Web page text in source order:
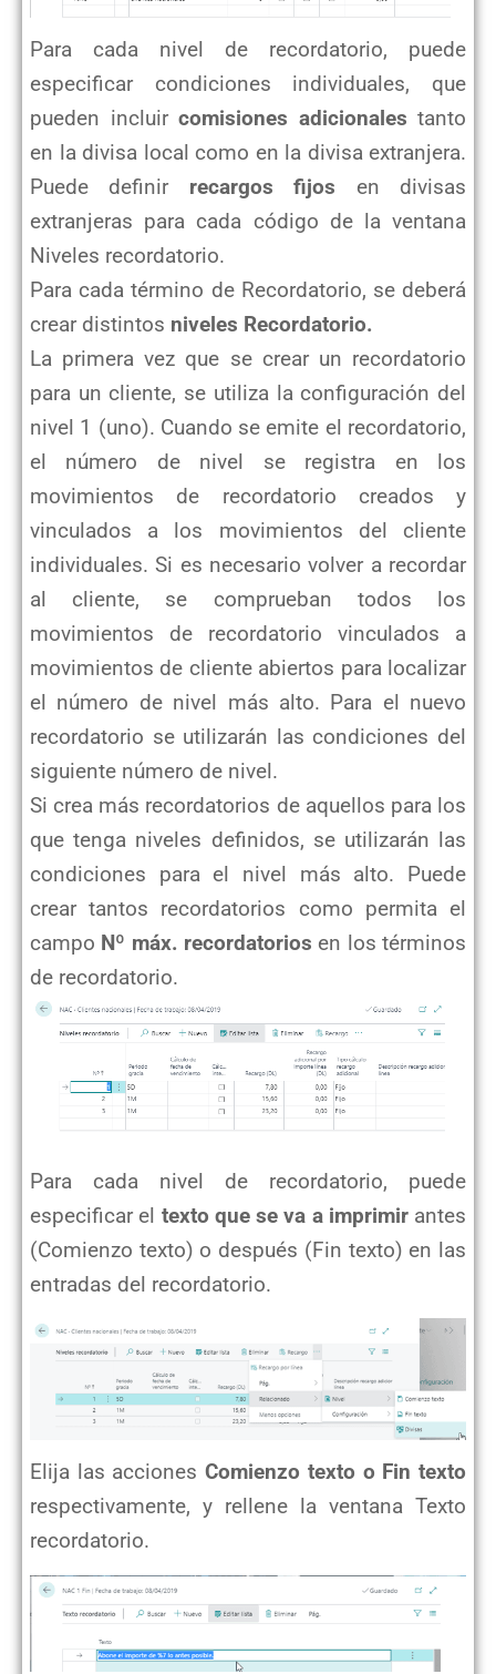
Para cada nivel de recordatorio, puede
especificar condiciones individuales, que
pueden incluir comisiones adicionales tanto
en la divisa local como en la divisa extranjera.
Puede definir recargos fijos en divisas
extranjeras para cada código de la ventana
Niveles recordatorio.
Para cada término de Recordatorio, se deberá
crear distintos niveles Recordatorio.
La primera vez que se crear un recordatorio
para un cliente, se utiliza la configuración del
nivel 1 (uno). Cuando se emite el recordatorio,
el número de nivel se registra en los
movimientos de recordatorio creados y
vinculados a los movimientos del cliente
individuales. Si es necesario volver a recordar
al cliente, se comprueban todos los
movimientos de recordatorio vinculados a
movimientos de cliente abiertos para localizar
el número de nivel más alto. Para el nuevo
recordatorio se utilizarán las condiciones del
siguiente número de nivel.
Si crea más recordatorios de aquellos para los
que tenga niveles definidos, se utilizarán las
condiciones para el nivel más alto. Puede
crear tantos recordatorios como permita el
campo Nº máx. recordatorios en los términos
de recordatorio.
Para cada nivel de recordatorio, puede
especificar el texto que se va a imprimirantes
(Comienzo texto) o después (Fin texto) en las
entradas del recordatorio.
Elija las accionesComienzo texto o Fin texto
respectivamente, y rellene la ventana Texto
recordatorio.